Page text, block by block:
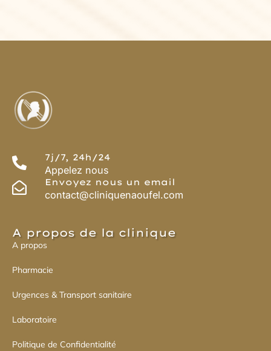
7j/7, 24h/24
Appelez nous
Envoyez nous un email
contact@cliniquenaoufel.com
A propos de la clinique
A propos
Pharmacie
Urgences & Transport sanitaire
Laboratoire
Politique de Confidentialité